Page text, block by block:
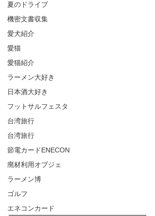
夏のドライブ
機密文書収集
愛犬紹介
愛猫
愛猫紹介
ラーメン大好き
日本酒大好き
フットサルフェスタ
台湾旅行
台湾旅行
節電カードENECON
廃材利用オブジェ
ラーメン博
ゴルフ
エネコンカード